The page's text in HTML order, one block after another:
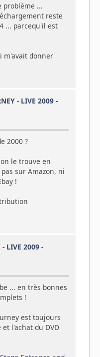
problème ...
reste
... parcequ'il est
m'avait donner
- LIVE 2009 -
2000 ?
le trouve en
sur Amazon, ni
!
- LIVE 2009 -
... en très bonnes
!
est toujours
et l'achat du DVD